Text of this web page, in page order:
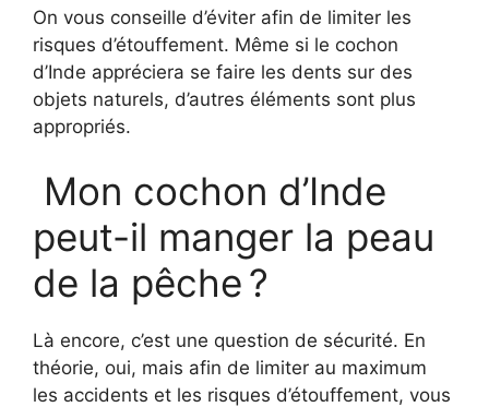
On vous conseille d’éviter afin de limiter les
risques d’étouffement. Même si le cochon
d’Inde appréciera se faire les dents sur des
objets naturels, d’autres éléments sont plus
appropriés.
Mon cochon d’Inde
peut-il manger la peau
de la pêche ?
Là encore, c’est une question de sécurité. En
théorie, oui, mais afin de limiter au maximum
les accidents et les risques d’étouffement, vous